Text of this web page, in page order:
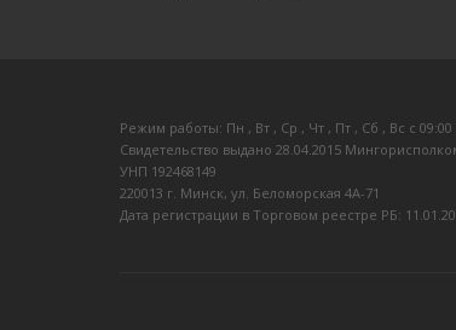
Режим работы: Пн , Вт , Ср , Чт , Пт , Сб , Вс c 09:00
Свидетельство выдано 28.04.2015
УНП 192468149
220013 г. Минск, ул. Беломорская 4А-71
Дата регистрации в Торговом реестре РБ: